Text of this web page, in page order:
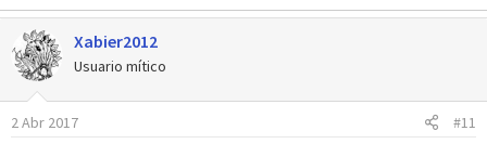
Xabier2012
Usuario mítico
2 Abr 2017 #11